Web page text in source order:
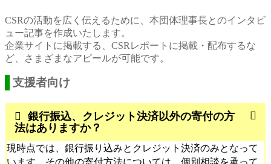
CSRの活動を広く伝えるために、本団体理事長とのインタビ
ュー記事を作成いたします。
企業サイトに掲載する、CSRレポートに掲載・配布するな
ど、さまざまなアピールが可能です。
支援者向け
銀行振込、クレジット決済以外の寄付の方
法はありますか？
現時点では、銀行振り込みとクレジット決済のみとなって